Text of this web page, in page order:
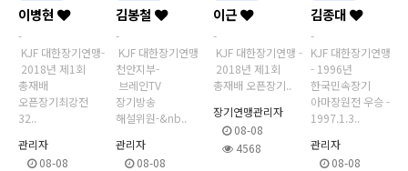
이병현
-
KJF 대한장기연맹-
2018년 제1회
총재배
오픈장기최강전
32..
관리자
08-08
김봉철
-
KJF 대한장기연맹
천안지부-
브레인TV
장기방송
해설위원-&nb..
관리자
08-08
이근
-
KJF 대한장기연맹 -
2018년 제1회
총재배 오픈장기..
장기연맹관리자
08-08
4568
김종대
-
KJF 대한장기연맹
- 1996년
한국민속장기
아마장원전 우승 -
1997.1.3..
관리자
08-08